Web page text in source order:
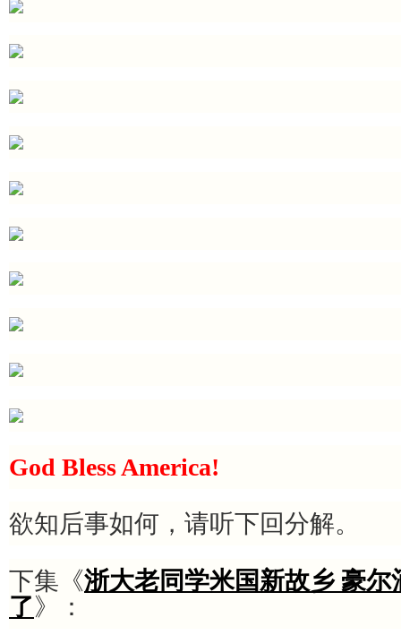
God Bless America!
欲知后事如何，请听下回分解。
下集《浙大老同学米国新故乡 豪尔
了》：